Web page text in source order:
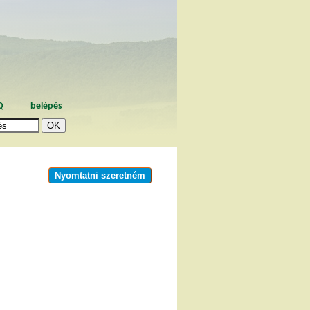
belépés
Nyomtatni szeretném